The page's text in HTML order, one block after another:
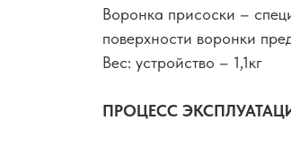
Воронка присоски –
поверхности воронки
Вес: устройство – 1,1кг
ПРОЦЕСС